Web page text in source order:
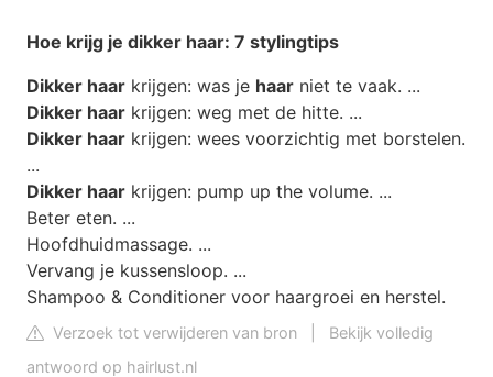
Hoe krijg je dikker haar: 7 stylingtips
Dikker haar krijgen: was je haar niet te vaak. ...
Dikker haar krijgen: weg met de hitte. ...
Dikker haar krijgen: wees voorzichtig met borstelen.
...
Dikker haar krijgen: pump up the volume. ...
Beter eten. ...
Hoofdhuidmassage. ...
Vervang je kussensloop. ...
Shampoo & Conditioner voor haargroei en herstel.
Verzoek tot verwijderen van bron
Bekijk volledig
antwoord op hairlust.nl